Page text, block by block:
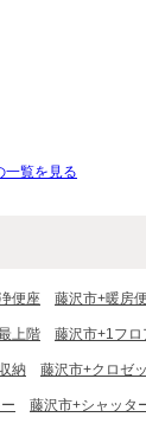
一覧を見る
便座 藤沢市+暖房
上階 藤沢市+1フロ
納 藤沢市+クロゼ
藤沢市+シャッタ